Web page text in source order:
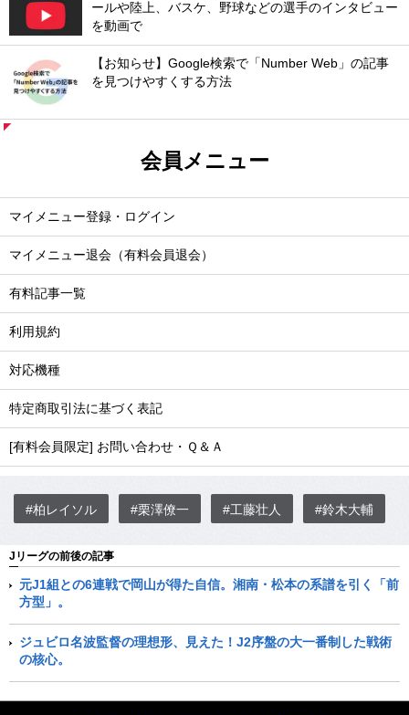
ールや陸上、バスケ、野球などの選手のインタビュー
を動画で
【お知らせ】Google検索で「Number Web」の記事
を見つけやすくする方法
会員メニュー
マイメニュー登録・ログイン
マイメニュー退会（有料会員退会）
有料記事一覧
利用規約
対応機種
特定商取引法に基づく表記
[有料会員限定] お問い合わせ・Ｑ＆Ａ
#柏レイソル #栗澤僚一 #工藤壮人 #鈴木大輔
Jリーグの前後の記事
元J1組との6連戦で岡山が得た自信。湘南・松本の系譜を引く「前
方型」。
ジュビロ名波監督の理想形、見えた！J2序盤の大一番制した戦術
の核心。